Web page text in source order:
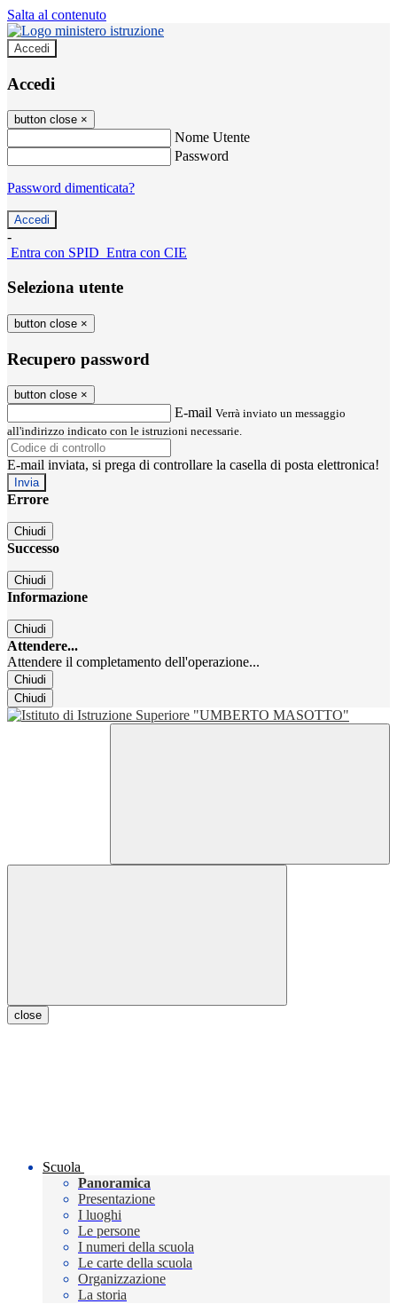
Salta al contenuto
Accedi
Accedi
button close ×
Nome Utente
Password
Password dimenticata?
-
Entra con SPID Entra con CIE
Seleziona utente
button close ×
Recupero password
button close ×
E-mail Verrà inviato un messaggio
all'indirizzo indicato con le istruzioni necessarie.
E-mail inviata, si prega di controllare la casella di posta elettronica!
Errore
Chiudi
Successo
Chiudi
Informazione
Chiudi
Attendere...
Attendere il completamento dell'operazione...
Chiudi
Chiudi
close
Scuola
Panoramica
Presentazione
I luoghi
Le persone
I numeri della scuola
Le carte della scuola
Organizzazione
La storia